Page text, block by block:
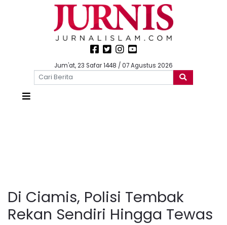
Jum'at, 23 Safar 1448 / 07 Agustus 2026
Di Ciamis, Polisi Tembak
Rekan Sendiri Hingga Tewas